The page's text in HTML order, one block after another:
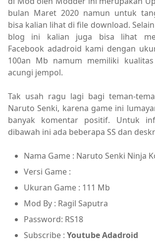
bulan Maret 2020 namun untuk
bisa kalian lihat di file download.
blog ini kalian juga bisa lihat
Facebook adadroid kami dengan
100an Mb namum memiliki
acungi jempol.
Tak usah ragu lagi bagi teman-
Naruto Senki, karena game ini
banyak komentar positif. Untuk
dibawah ini ada beberapa SS dan
Nama Game : Naruto Senki Ninja
Versi Game :
Ukuran Game : 111 Mb
Mod By : Ragil Saputra
Password: RS18
Subscribe : Youtube Adadroid